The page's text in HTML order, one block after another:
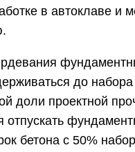
в автоклаве и
до
доли проектной
отпускать
бетона с 50%